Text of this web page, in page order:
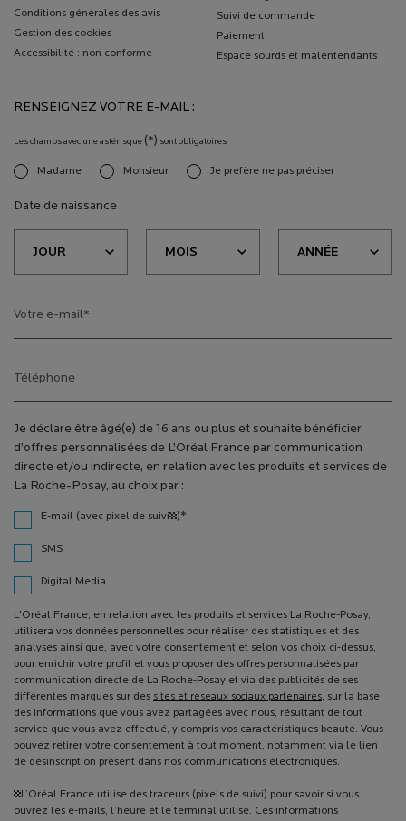
Conditions générales des avis
Gestion des cookies
Accessibilité : non conforme
Suivi de commande
Paiement
Espace sourds et malentendants
RENSEIGNEZ VOTRE E-MAIL :
Les champs avec une astérisque (*) sont obligatoires
newslettersignup.title.legend
Madame Monsieur Je préfère ne pas préciser
Date de naissance
Votre e-mail*
Téléphone
Je déclare être âgé(e) de 16 ans ou plus et souhaite bénéficier
d’offres personnalisées de L’Oréal France par communication
directe et/ou indirecte, en relation avec les produits et services de
La Roche-Posay, au choix par :
E-mail (avec pixel de suivi¹)*
SMS
Digital Media
L'Oréal France, en relation avec les produits et services La Roche-Posay,
utilisera vos données personnelles pour réaliser des statistiques et des
analyses ainsi que, avec votre consentement et selon vos choix ci-dessus,
pour enrichir votre profil et vous proposer des offres personnalisées par
communication directe de La Roche-Posay et via des publicités de ses
différentes marques sur des sites et réseaux sociaux partenaires, sur la base
des informations que vous avez partagées avec nous, résultant de tout
service que vous avez effectué, y compris vos caractéristiques beauté. Vous
pouvez retirer votre consentement à tout moment, notamment via le lien
de désinscription présent dans nos communications électroniques.
¹L’Oréal France utilise des traceurs (pixels de suivi) pour savoir si vous
ouvrez les e-mails, l’heure et le terminal utilisé. Ces informations